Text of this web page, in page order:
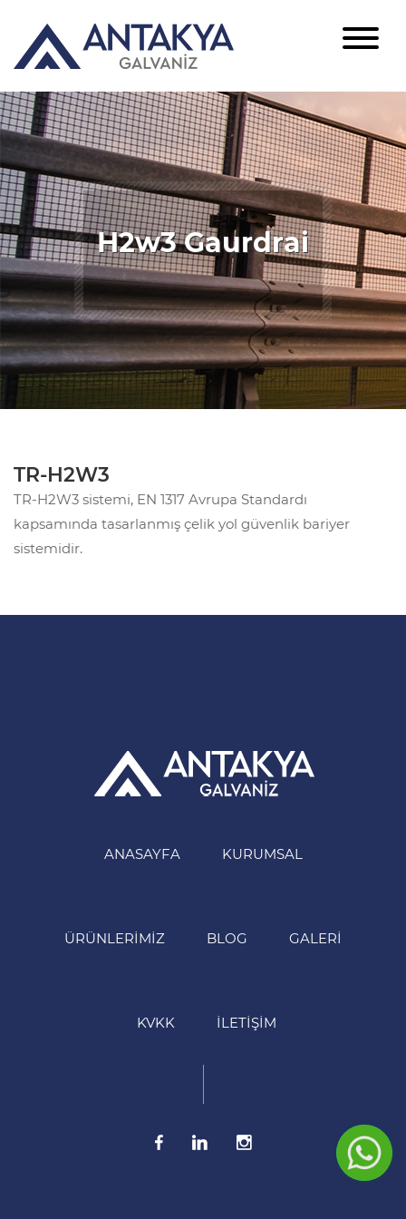
H2w3 Gaurdrai
TR-H2W3
TR-H2W3 sistemi, EN 1317 Avrupa Standardı
kapsamında tasarlanmış çelik yol güvenlik bariyer
sistemidir.
ANASAYFA KURUMSAL
ÜRÜNLERIMIZ BLOG GALERI
KVKK İLETIŞIM